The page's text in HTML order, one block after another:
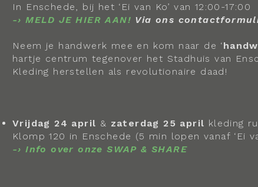
In Enschede, bij het ‘Ei van Ko’ van 12:00-17:00
-› MELD JE HIER AAN! Via ons
Neem je handwerk mee en kom naar de ‘
hartje centrum tegenover het Stadhuis van
Kleding herstellen als revolutionaire daad!
Vrijdag 24 april & zaterdag 25 april kleding
Klomp 120 in Enschede (5 min lopen vanaf ‘Ei
-› Info over onze SWAP & SHARE